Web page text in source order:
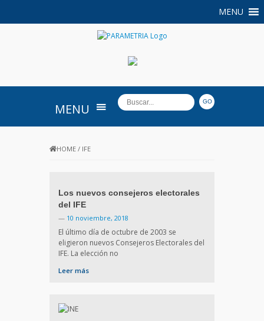
MENU
PARAMETRIA
MENU
HOME / IFE
Los nuevos consejeros electorales
del IFE
— 10 noviembre, 2018
El último día de octubre de 2003 se
eligieron nuevos Consejeros Electorales del
IFE. La elección no
Leer más